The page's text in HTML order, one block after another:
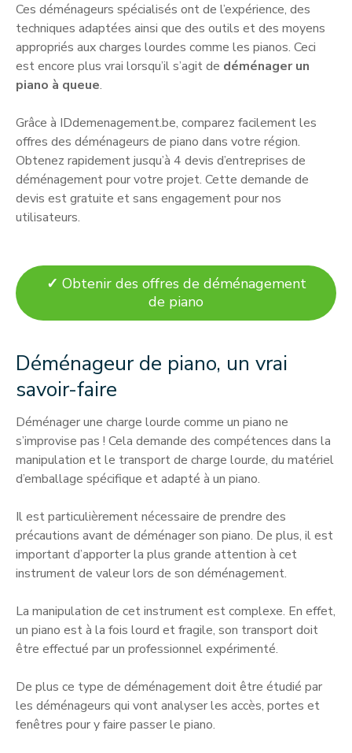
Ces déménageurs spécialisés ont de l’expérience, des
techniques adaptées ainsi que des outils et des moyens
appropriés aux charges lourdes comme les pianos. Ceci
est encore plus vrai lorsqu’il s’agit de déménager un
piano à queue.
Grâce à IDdemenagement.be, comparez facilement les
offres des déménageurs de piano dans votre région.
Obtenez rapidement jusqu’à 4 devis d’entreprises de
déménagement pour votre projet. Cette demande de
devis est gratuite et sans engagement pour nos
utilisateurs.
✓ Obtenir des offres de déménagement
de piano
Déménageur de piano, un vrai
savoir-faire
Déménager une charge lourde comme un piano ne
s’improvise pas ! Cela demande des compétences dans la
manipulation et le transport de charge lourde, du matériel
d’emballage spécifique et adapté à un piano.
Il est particulièrement nécessaire de prendre des
précautions avant de déménager son piano. De plus, il est
important d’apporter la plus grande attention à cet
instrument de valeur lors de son déménagement.
La manipulation de cet instrument est complexe. En effet,
un piano est à la fois lourd et fragile, son transport doit
être effectué par un professionnel expérimenté.
De plus ce type de déménagement doit être étudié par
les déménageurs qui vont analyser les accès, portes et
fenêtres pour y faire passer le piano.